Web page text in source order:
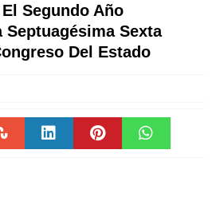
Segundo Año
Sexta
Del Estado